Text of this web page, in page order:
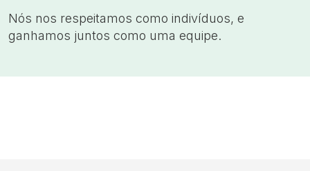
Nós nos respeitamos como indivíduos, e
ganhamos juntos como uma equipe.​